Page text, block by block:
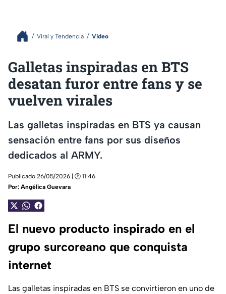
Viral y Tendencia Video
Galletas inspiradas en BTS
desatan furor entre fans y se
vuelven virales
Las galletas inspiradas en BTS ya causan
sensación entre fans por sus diseños
dedicados al ARMY.
Publicado 26/05/2026 | 🕑 11:46
Por: Angélica Guevara
El nuevo producto inspirado en el
grupo surcoreano que conquista
internet
Las galletas inspiradas en BTS se convirtieron en uno de